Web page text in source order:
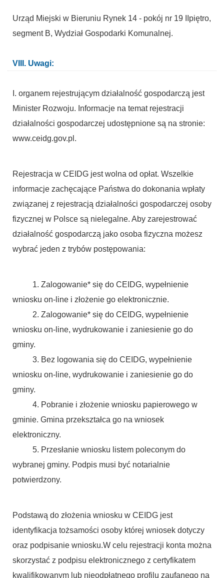
Urząd Miejski w Bieruniu Rynek 14 - pokój nr 19 IIpiętro,
segment B, Wydział Gospodarki Komunalnej.
VIII. Uwagi:
I. organem rejestrującym działalność gospodarczą jest
Minister Rozwoju. Informacje na temat rejestracji
działalności gospodarczej udostępnione są na stronie:
www.ceidg.gov.pl.
Rejestracja w CEIDG jest wolna od opłat. Wszelkie
informacje zachęcające Państwa do dokonania wpłaty
związanej z rejestracją działalności gospodarczej osoby
fizycznej w Polsce są nielegalne. Aby zarejestrować
działalność gospodarczą jako osoba fizyczna możesz
wybrać jeden z trybów postępowania:
1. Zalogowanie* się do CEIDG, wypełnienie
wniosku on-line i złożenie go elektronicznie.
2. Zalogowanie* się do CEIDG, wypełnienie
wniosku on-line, wydrukowanie i zaniesienie go do
gminy.
3. Bez logowania się do CEIDG, wypełnienie
wniosku on-line, wydrukowanie i zaniesienie go do
gminy.
4. Pobranie i złożenie wniosku papierowego w
gminie. Gmina przekształca go na wniosek
elektroniczny.
5. Przesłanie wniosku listem poleconym do
wybranej gminy. Podpis musi być notarialnie
potwierdzony.
Podstawą do złożenia wniosku w CEIDG jest
identyfikacja tożsamości osoby której wniosek dotyczy
oraz podpisanie wniosku.W celu rejestracji konta można
skorzystać z podpisu elektronicznego z certyfikatem
kwalifikowanym lub nieodpłatnego profilu zaufanego na